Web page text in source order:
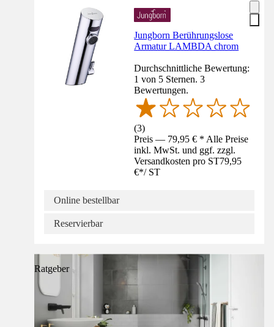
Jungborn Berührungslose
Armatur LAMBDA chrom
Durchschnittliche Bewertung:
1 von 5 Sternen. 3
Bewertungen.
(3)
Preis — 79,95 € * Alle Preise
inkl. MwSt. und ggf. zzgl.
Versandkosten pro ST79,95
€*/ ST
Online bestellbar
Reservierbar
Ratgeber